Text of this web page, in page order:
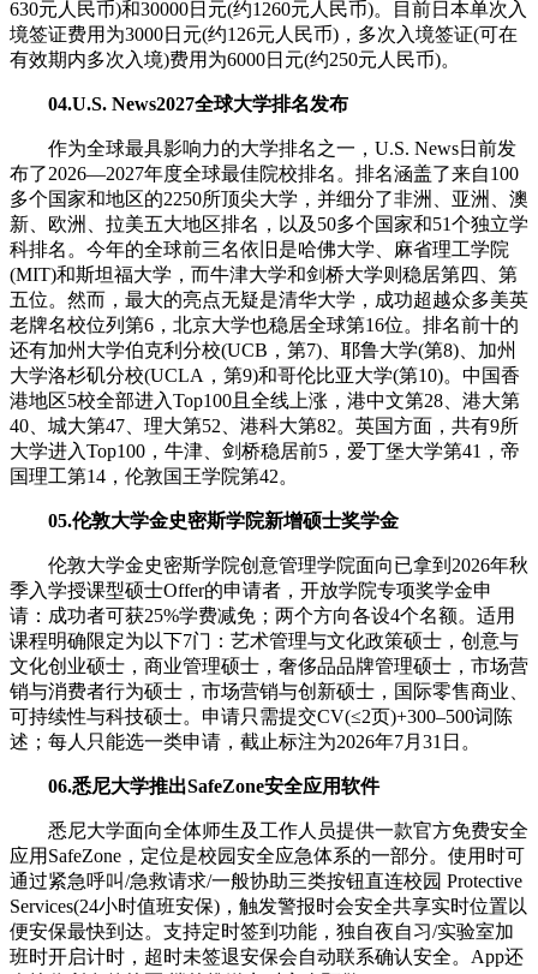
630元人民币)和30000日元(约1260元人民币)。目前日本单次入
境签证费用为3000日元(约126元人民币)，多次入境签证(可在
有效期内多次入境)费用为6000日元(约250元人民币)。
04.U.S. News2027全球大学排名发布
作为全球最具影响力的大学排名之一，U.S. News日前发
布了2026—2027年度全球最佳院校排名。排名涵盖了来自100
多个国家和地区的2250所顶尖大学，并细分了非洲、亚洲、澳
新、欧洲、拉美五大地区排名，以及50多个国家和51个独立学
科排名。今年的全球前三名依旧是哈佛大学、麻省理工学院
(MIT)和斯坦福大学，而牛津大学和剑桥大学则稳居第四、第
五位。然而，最大的亮点无疑是清华大学，成功超越众多美英
老牌名校位列第6，北京大学也稳居全球第16位。排名前十的
还有加州大学伯克利分校(UCB，第7)、耶鲁大学(第8)、加州
大学洛杉矶分校(UCLA，第9)和哥伦比亚大学(第10)。中国香
港地区5校全部进入Top100且全线上涨，港中文第28、港大第
40、城大第47、理大第52、港科大第82。英国方面，共有9所
大学进入Top100，牛津、剑桥稳居前5，爱丁堡大学第41，帝
国理工第14，伦敦国王学院第42。
05.伦敦大学金史密斯学院新增硕士奖学金
伦敦大学金史密斯学院创意管理学院面向已拿到2026年秋
季入学授课型硕士Offer的申请者，开放学院专项奖学金申
请：成功者可获25%学费减免；两个方向各设4个名额。适用
课程明确限定为以下7门：艺术管理与文化政策硕士，创意与
文化创业硕士，商业管理硕士，奢侈品品牌管理硕士，市场营
销与消费者行为硕士，市场营销与创新硕士，国际零售商业、
可持续性与科技硕士。申请只需提交CV(≤2页)+300–500词陈
述；每人只能选一类申请，截止标注为2026年7月31日。
06.悉尼大学推出SafeZone安全应用软件
悉尼大学面向全体师生及工作人员提供一款官方免费安全
应用SafeZone，定位是校园安全应急体系的一部分。使用时可
通过紧急呼叫/急救请求/一般协助三类按钮直连校园 Protective
Services(24小时值班安保)，触发警报时会安全共享实时位置以
便安保最快到达。支持定时签到功能，独自夜自习/实验室加
班时开启计时，超时未签退安保会自动联系确认安全。App还